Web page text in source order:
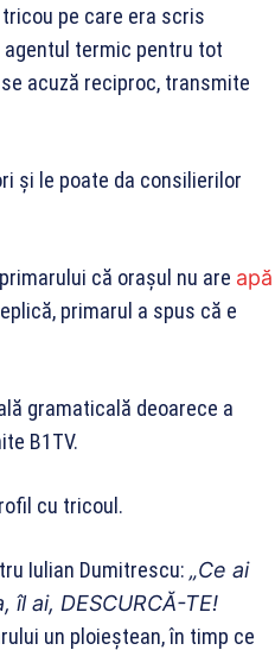
pe care era scris
agentul termic pentru tot
acuză reciproc, transmite
și le poate da consilierilor
că orașul nu are apă
primarul a spus că e
gramaticală deoarece a
B1TV.
cu tricoul.
Iulian Dumitrescu: „Ce ai
ai, DESCURCĂ-TE!
un ploieştean, în timp ce